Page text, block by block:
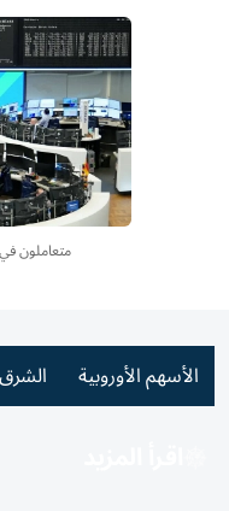
متعاملون
الأسهم الأوروبية